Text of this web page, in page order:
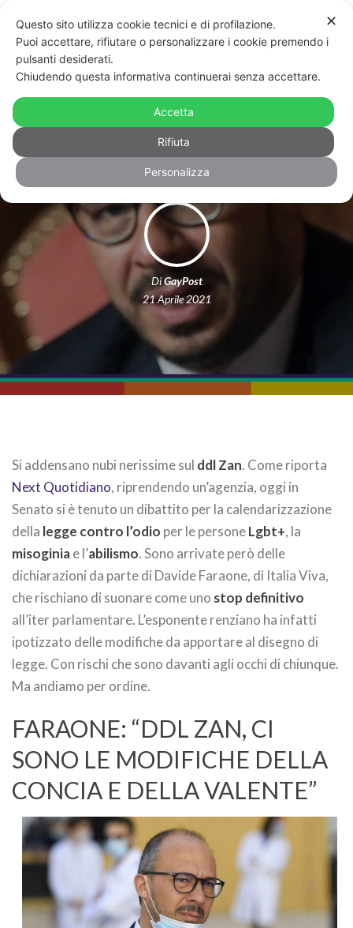
Italia Viva: “Il ddl Zan è da
modificare”. E ora la legge è a rischio
DiGayPost
21 Aprile 2021
Si addensano nubi nerissime sul ddl Zan. Come riporta
Next Quotidiano, riprendendo un’agenzia, oggi in
Senato si è tenuto un dibattito per la calendarizzazione
della legge contro l’odio per le personeLgbt+, la
misoginiae l’abilismo. Sono arrivate però delle
dichiarazioni da parte di Davide Faraone, di Italia Viva,
che rischiano di suonare come uno stop definitivo
all’iter parlamentare. L’esponente renziano ha infatti
ipotizzato delle modifiche da apportare al disegno di
legge. Con rischi che sono davanti agli occhi di chiunque.
Ma andiamo per ordine.
FARAONE: “DDL ZAN, CI
SONO LE MODIFICHE DELLA
CONCIA E DELLA VALENTE”
✕
Questo sito utilizza cookie tecnici e di profilazione.
Puoi accettare, rifiutare o personalizzare i cookie premendo i
pulsanti desiderati.
Chiudendo questa informativa continuerai senza accettare.
Accetta
Rifiuta
Personalizza